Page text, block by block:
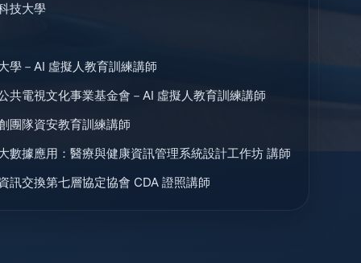
技大學
學－AI 虛擬人教育訓練講師
共電視文化事業基金會－AI 虛擬人教育訓練講師
團隊資安教育訓練講師
數據應用：醫療與健康資訊管理系統設計工作坊 講師
訊交換第七層協定協會 CDA 證照講師